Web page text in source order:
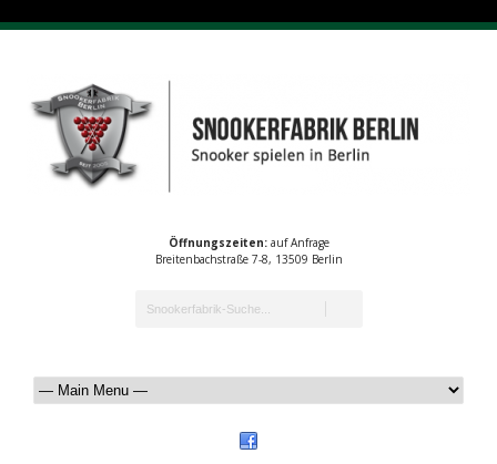
Öffnungszeiten:auf Anfrage
Breitenbachstraße 7-8, 13509 Berlin